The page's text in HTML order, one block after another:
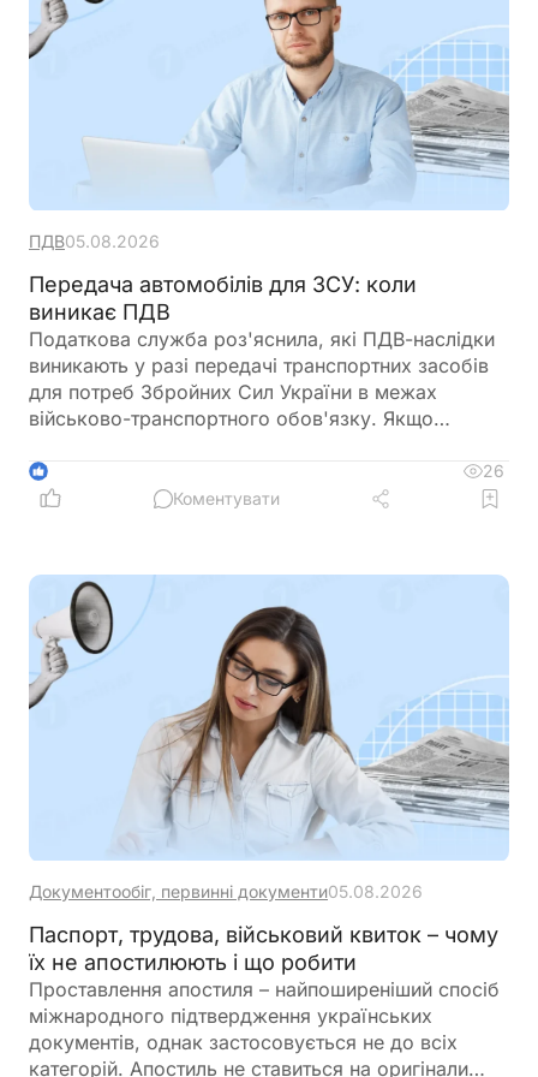
ПДВ05.08.2026
Передача автомобілів для ЗСУ: коли
виникає ПДВ
Податкова служба роз'яснила, які ПДВ-наслідки
виникають у разі передачі транспортних засобів
для потреб Збройних Сил України в межах
військово-транспортного обов'язку. Якщо
передачі, право власності на нього залишається
за підприємством, а сама передача не
транспортного засобу: його повернення,
знищення або виплати компенсації
1
26
Коментувати
Документообіг, первинні документи05.08.2026
Паспорт, трудова, військовий квиток – чому
їх не апостилюють і що робити
Проставлення апостиля – найпоширеніший спосіб
міжнародного підтвердження українських
документів, однак застосовується не до всіх
категорій. Апостиль не ставиться на оригінали